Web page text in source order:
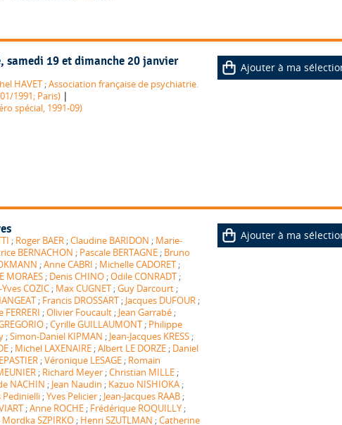
samedi 19 et dimanche 20 janvier
HAVET ;Association française de psychiatrie.
1991; Paris) |
spécial, 1991-09)
Ajouter à ma
; Roger BAER ;Claudine BARIDON ; Marie-
BERNACHON ; Pascale BERTAGNE ; Bruno
;Anne CABRI ; Michelle CADORET ;
MORAES ; Denis CHINO ;Odile CONRADT ;
Yves COZIC ; Max CUGNET ;Guy Darcourt ;
; Francis DROSSART ; Jacques DUFOUR ;
FERRERI ;Olivier Foucault ; Jean Garrabé ;
;Cyrille GUILLAUMONT ; Philippe
;Simon-Daniel KIPMAN ; Jean-Jacques KRESS ;
; Michel LAXENAIRE ;Albert LE DORZE ; Daniel
;Véronique LESAGE ; Romain
; Richard Meyer ;Christian MILLE ;
NACHIN ; Jean Naudin ; Kazuo NISHIOKA ;
Pedinielli ;Yves Pelicier ; Jean-Jacques RAAB ;
;Anne ROCHE ; Frédérique ROQUILLY ;
Mordka SZPIRKO ; Henri SZUTLMAN ;Catherine
Ajouter à ma